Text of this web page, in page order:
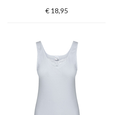
€ 18,95